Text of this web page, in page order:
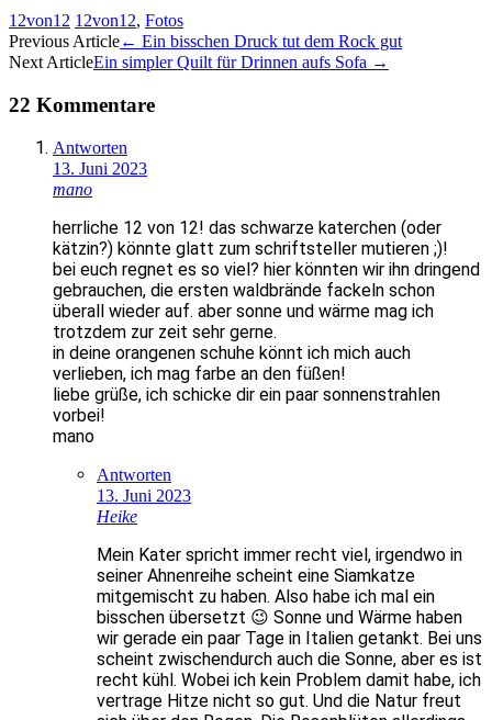
12von12 12von12, Fotos
Artikel-
Navigation
Previous Article← Ein bisschen Druck tut dem Rock gut
Next ArticleEin simpler Quilt für Drinnen aufs Sofa →
22 Kommentare
Antworten
13. Juni 2023
mano
herrliche 12 von 12! das schwarze katerchen (oder
kätzin?) könnte glatt zum schriftsteller mutieren ;)!
bei euch regnet es so viel? hier könnten wir ihn dringend
gebrauchen, die ersten waldbrände fackeln schon
überall wieder auf. aber sonne und wärme mag ich
trotzdem zur zeit sehr gerne.
in deine orangenen schuhe könnt ich mich auch
verlieben, ich mag farbe an den füßen!
liebe grüße, ich schicke dir ein paar sonnenstrahlen
vorbei!
mano
Antworten
13. Juni 2023
Heike
Mein Kater spricht immer recht viel, irgendwo in
seiner Ahnenreihe scheint eine Siamkatze
mitgemischt zu haben. Also habe ich mal ein
bisschen übersetzt 😉 Sonne und Wärme haben
wir gerade ein paar Tage in Italien getankt. Bei uns
scheint zwischendurch auch die Sonne, aber es ist
recht kühl. Wobei ich kein Problem damit habe, ich
vertrage Hitze nicht so gut. Und die Natur freut